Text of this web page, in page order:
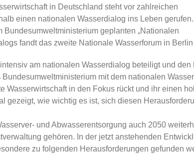
in Deutschland steht vor zahlreichen
einen nationalen Wasserdialog ins Leben
geplanten „Nationalen
fandt das zweite Nationale Wasserforum in Berlin
am nationalen Wasserdialog beteiligt und den
mit dem nationalen
Wasserwirtschaft in den Fokus rückt und ihr einen
gezeigt, wie wichtig es ist, sich diesen
und Abwasserentsorgung auch 2050
gehören. In der jetzt anstehenden
zu folgenden Herausforderungen gefunden